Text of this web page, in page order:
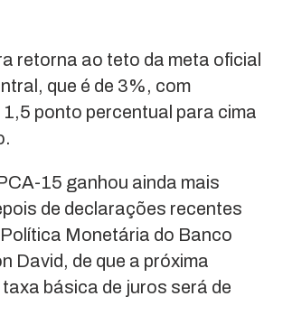
retorna ao teto da meta oficial
que é de 3%, com
ponto percentual para cima
15 ganhou ainda mais
de declarações recentes
Monetária do Banco
David, de que a próxima
básica de juros será de